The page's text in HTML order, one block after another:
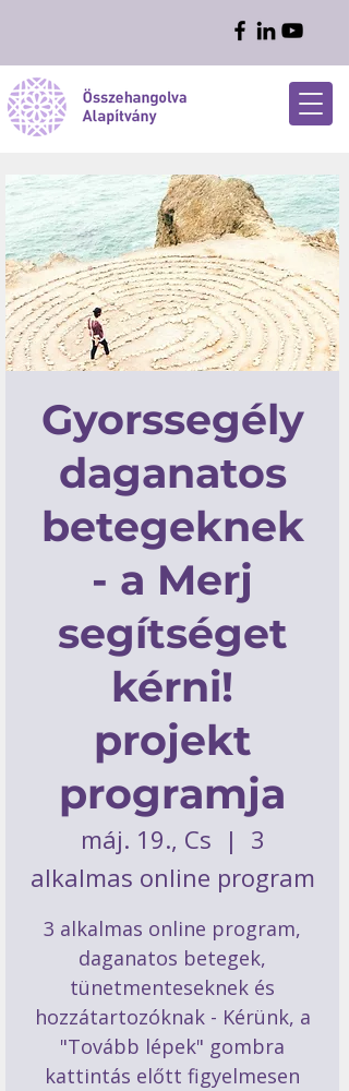
Gyorssegély
daganatos
betegeknek
- a Merj
segítséget
kérni!
projekt
programja
máj. 19., Cs
  |
3
alkalmas online program
3 alkalmas online program,
daganatos betegek,
tünetmenteseknek és
hozzátartozóknak - Kérünk, a
"Tovább lépek" gombra
kattintás előtt figyelmesen